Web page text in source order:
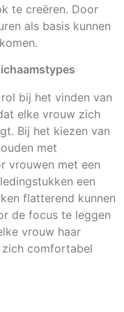
te creëren. Door
als basis kunnen
bij het vinden van
elke vrouw zich
Bij het kiezen van
met
vrouwen met een
een
flatterend kunnen
de focus te leggen
vrouw haar
zich comfortabel